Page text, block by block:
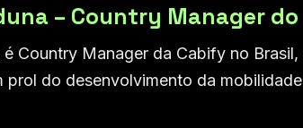
– Country Manager
é Country Manager da Cabify no
prol do desenvolvimento da